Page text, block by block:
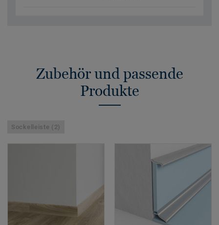
Zubehör und passende
Produkte
Sockelleiste (2)